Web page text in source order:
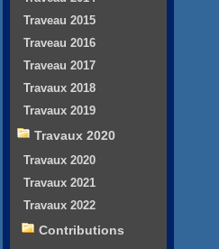
Traveau 2015
Traveau 2016
Traveau 2017
Travaux 2018
Travaux 2019
Travaux 2020
Travaux 2020
Travaux 2021
Travaux 2022
Contributions